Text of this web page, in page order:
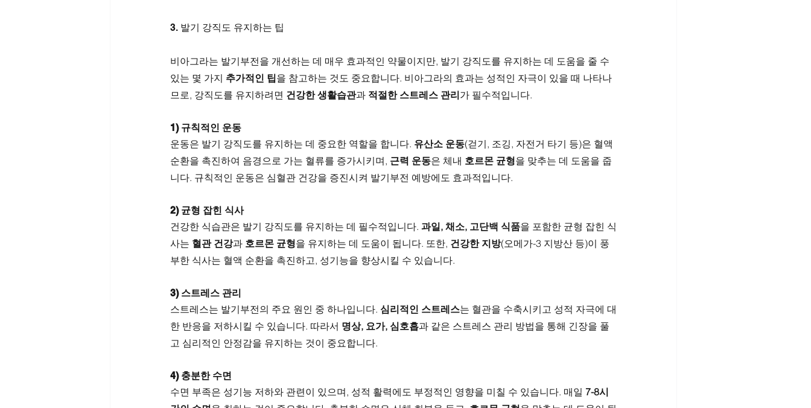
3. 발기 강직도 유지하는 팁
비아그라는 발기부전을 개선하는 데 매우 효과적인 약물이지만, 발기 강직도를 유지하는 데 도움을 줄 수
있는 몇 가지 추가적인 팁을 참고하는 것도 중요합니다. 비아그라의 효과는 성적인 자극이 있을 때 나타나
므로, 강직도를 유지하려면 건강한 생활습관과 적절한 스트레스 관리가 필수적입니다.
1) 규칙적인 운동
운동은 발기 강직도를 유지하는 데 중요한 역할을 합니다. 유산소 운동(걷기, 조깅, 자전거 타기 등)은 혈액
순환을 촉진하여 음경으로 가는 혈류를 증가시키며, 근력 운동은 체내 호르몬 균형을 맞추는 데 도움을 줍
니다. 규칙적인 운동은 심혈관 건강을 증진시켜 발기부전 예방에도 효과적입니다.
2) 균형 잡힌 식사
건강한 식습관은 발기 강직도를 유지하는 데 필수적입니다. 과일, 채소, 고단백 식품을 포함한 균형 잡힌 식
사는 혈관 건강과 호르몬 균형을 유지하는 데 도움이 됩니다. 또한, 건강한 지방(오메가-3 지방산 등)이 풍
부한 식사는 혈액 순환을 촉진하고, 성기능을 향상시킬 수 있습니다.
3) 스트레스 관리
스트레스는 발기부전의 주요 원인 중 하나입니다. 심리적인 스트레스는 혈관을 수축시키고 성적 자극에 대
한 반응을 저하시킬 수 있습니다. 따라서 명상, 요가, 심호흡과 같은 스트레스 관리 방법을 통해 긴장을 풀
고 심리적인 안정감을 유지하는 것이 중요합니다.
4) 충분한 수면
수면 부족은 성기능 저하와 관련이 있으며, 성적 활력에도 부정적인 영향을 미칠 수 있습니다. 매일 7-8시